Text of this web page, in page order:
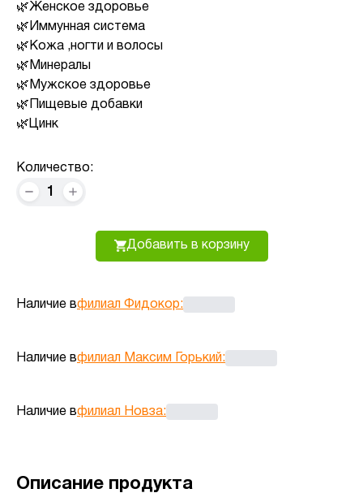
Женское здоровье
Иммунная система
Кожа ,ногти и волосы
Минералы
Мужское здоровье
Пищевые добавки
Цинк
Количество:
1
Добавить в корзину
Наличие вфилиал Фидокор:
Наличие вфилиал Максим Горький:
Наличие вфилиал Новза:
Описание продукта